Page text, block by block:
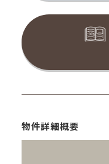
物件詳細概要